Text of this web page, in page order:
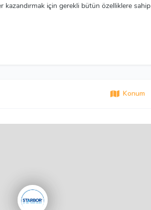
kazandırmak için gerekli bütün özelliklere
Konum